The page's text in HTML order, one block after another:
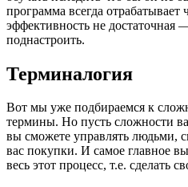
программа всегда
эффективность не достаточная
поднастроить.
Терминалогия
Вот мы уже подбираемся к
термины. Но пусть сложности
вы сможете управлять людьми,
вас покупки. И самое главное
весь этот процесс, т.е. сделать